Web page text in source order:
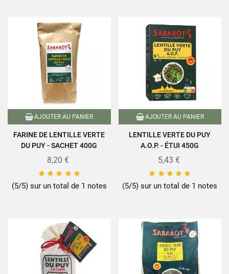
AJOUTER AU PANIER
FARINE DE LENTILLE VERTE
DU PUY - SACHET 400G
8,20 €
    
(5/5) sur un total de 1 notes
AJOUTER AU PANIER
LENTILLE VERTE DU PUY
A.O.P. - ÉTUI 450G
5,43 €
    
(5/5) sur un total de 1 notes